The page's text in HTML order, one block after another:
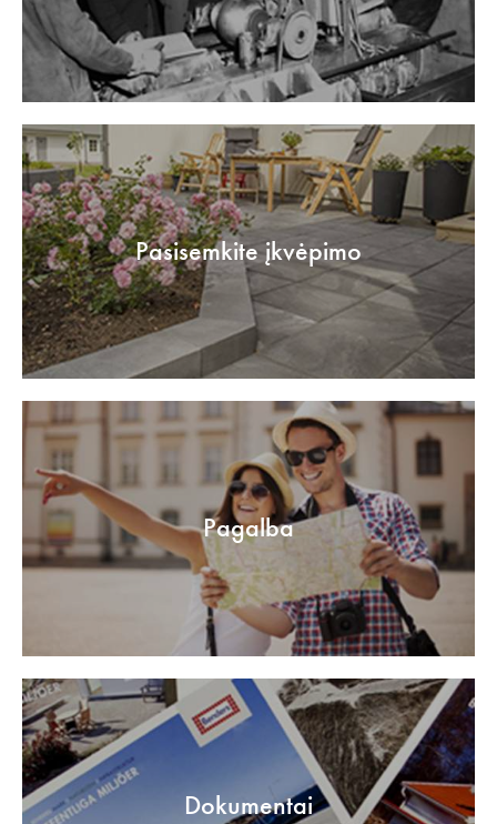
Pasisemkite įkvėpimo
Pagalba
Dokumentai